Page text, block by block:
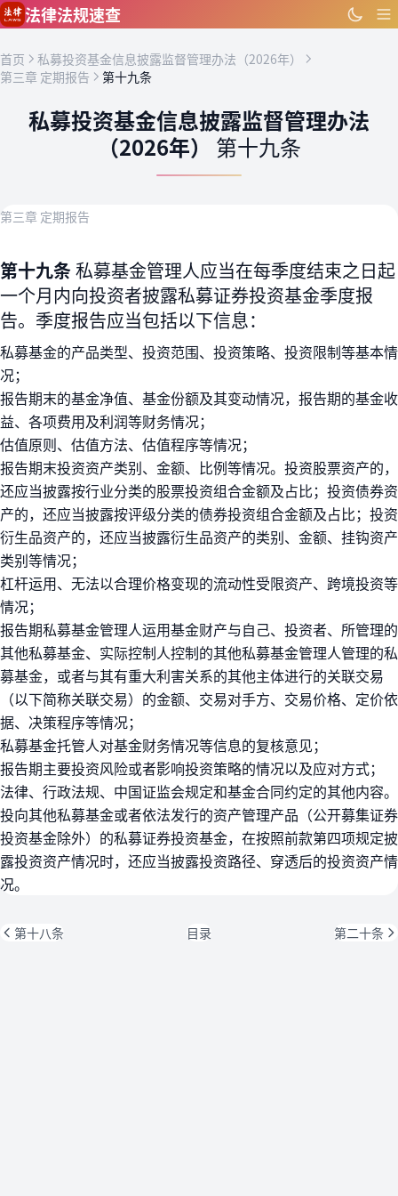
跳到主要内容
法律法规速查
首页
私募投资基金信息披露监督管理办法（2026年）
第三章 定期报告
第十九条
私募投资基金信息披露监督管理办法
（2026年） 第十九条
第三章 定期报告
第十九条私募基金管理人应当在每季度结束之日起
一个月内向投资者披露私募证券投资基金季度报
告。季度报告应当包括以下信息：
私募基金的产品类型、投资范围、投资策略、投资限制等基本情
况；
报告期末的基金净值、基金份额及其变动情况，报告期的基金收
益、各项费用及利润等财务情况；
估值原则、估值方法、估值程序等情况；
报告期末投资资产类别、金额、比例等情况。投资股票资产的，
还应当披露按行业分类的股票投资组合金额及占比；投资债券资
产的，还应当披露按评级分类的债券投资组合金额及占比；投资
衍生品资产的，还应当披露衍生品资产的类别、金额、挂钩资产
类别等情况；
杠杆运用、无法以合理价格变现的流动性受限资产、跨境投资等
情况；
报告期私募基金管理人运用基金财产与自己、投资者、所管理的
其他私募基金、实际控制人控制的其他私募基金管理人管理的私
募基金，或者与其有重大利害关系的其他主体进行的关联交易
（以下简称关联交易）的金额、交易对手方、交易价格、定价依
据、决策程序等情况；
私募基金托管人对基金财务情况等信息的复核意见；
报告期主要投资风险或者影响投资策略的情况以及应对方式；
法律、行政法规、中国证监会规定和基金合同约定的其他内容。
投向其他私募基金或者依法发行的资产管理产品（公开募集证券
投资基金除外）的私募证券投资基金，在按照前款第四项规定披
露投资资产情况时，还应当披露投资路径、穿透后的投资资产情
况。
第十八条 目录 第二十条